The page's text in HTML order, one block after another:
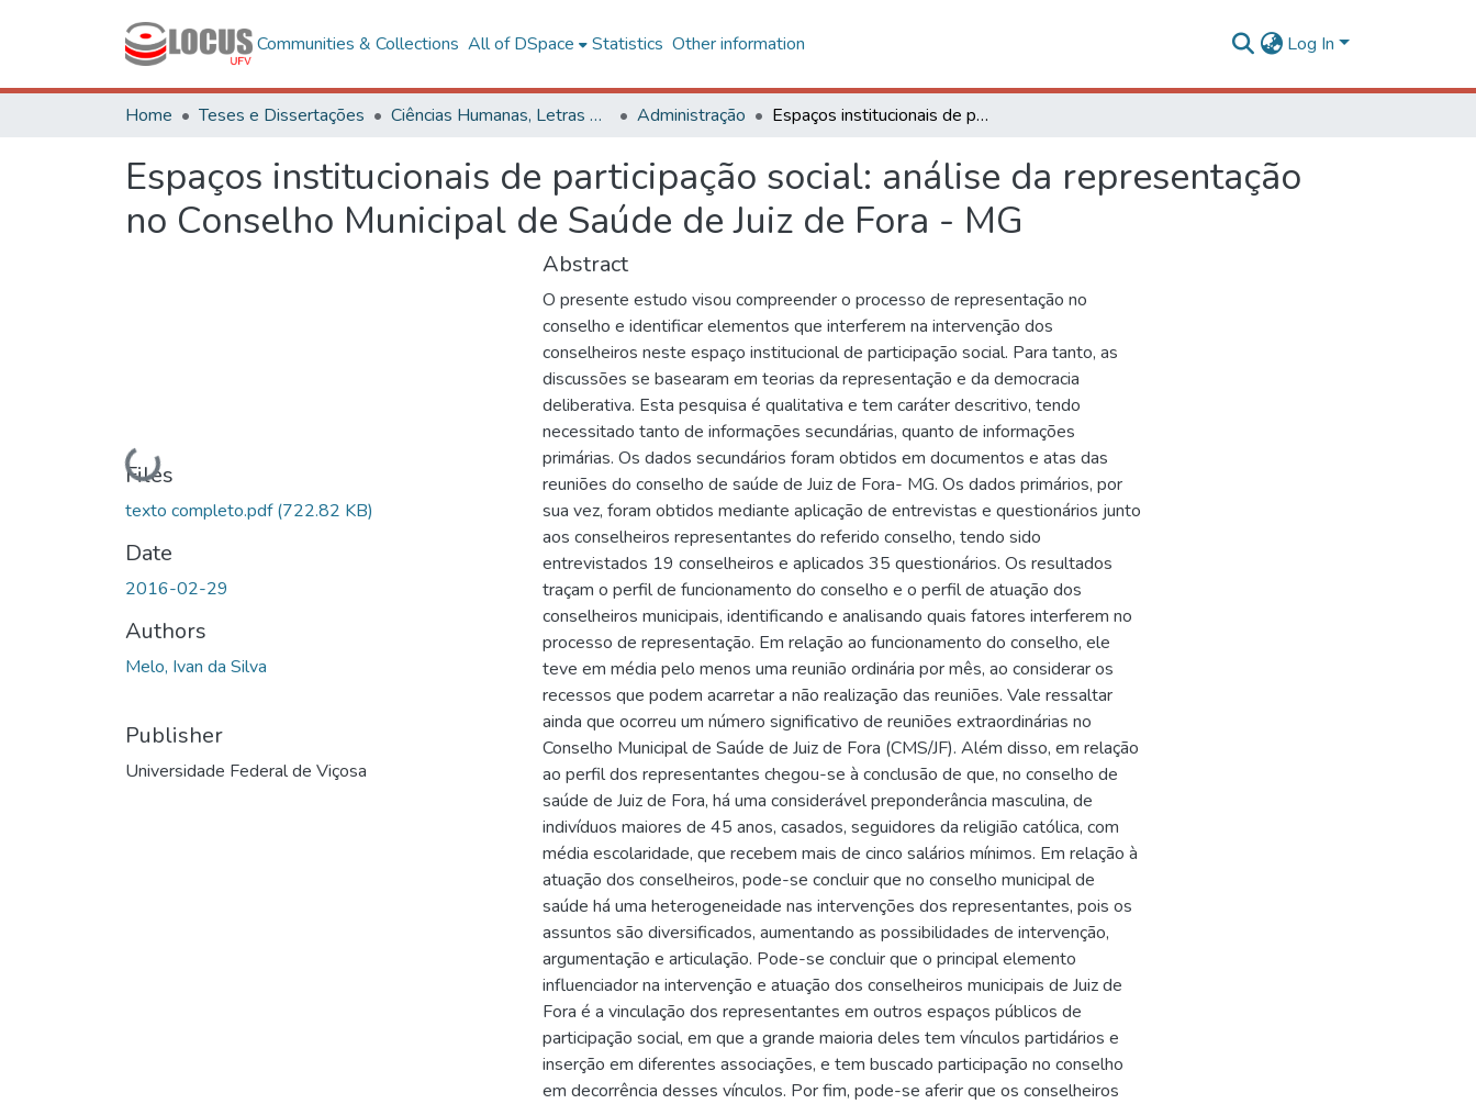
Communities & Collections All of DSpace Statistics Other information Log In
Home Teses e Dissertações Ciências Humanas, Letras e Artes Administração Espaços institucionais de participação social: análise da representação no Conselho Municipal de Saúde de Juiz de Fora - MG
Espaços institucionais de participação social: análise da representação
no Conselho Municipal de Saúde de Juiz de Fora - MG
Loading...
Files
texto completo.pdf(722.82 KB)
Date
2016-02-29
Authors
Melo, Ivan da Silva
Publisher
Universidade Federal de Viçosa
Abstract
O presente estudo visou compreender o processo de representação no
conselho e identificar elementos que interferem na intervenção dos
conselheiros neste espaço institucional de participação social. Para tanto, as
discussões se basearam em teorias da representação e da democracia
deliberativa. Esta pesquisa é qualitativa e tem caráter descritivo, tendo
necessitado tanto de informações secundárias, quanto de informações
primárias. Os dados secundários foram obtidos em documentos e atas das
reuniões do conselho de saúde de Juiz de Fora- MG. Os dados primários, por
sua vez, foram obtidos mediante aplicação de entrevistas e questionários junto
aos conselheiros representantes do referido conselho, tendo sido
entrevistados 19 conselheiros e aplicados 35 questionários. Os resultados
traçam o perfil de funcionamento do conselho e o perfil de atuação dos
conselheiros municipais, identificando e analisando quais fatores interferem no
processo de representação. Em relação ao funcionamento do conselho, ele
teve em média pelo menos uma reunião ordinária por mês, ao considerar os
recessos que podem acarretar a não realização das reuniões. Vale ressaltar
ainda que ocorreu um número significativo de reuniões extraordinárias no
Conselho Municipal de Saúde de Juiz de Fora (CMS/JF). Além disso, em relação
ao perfil dos representantes chegou-se à conclusão de que, no conselho de
saúde de Juiz de Fora, há uma considerável preponderância masculina, de
indivíduos maiores de 45 anos, casados, seguidores da religião católica, com
média escolaridade, que recebem mais de cinco salários mínimos. Em relação à
atuação dos conselheiros, pode-se concluir que no conselho municipal de
saúde há uma heterogeneidade nas intervenções dos representantes, pois os
assuntos são diversificados, aumentando as possibilidades de intervenção,
argumentação e articulação. Pode-se concluir que o principal elemento
influenciador na intervenção e atuação dos conselheiros municipais de Juiz de
Fora é a vinculação dos representantes em outros espaços públicos de
participação social, em que a grande maioria deles tem vínculos partidários e
inserção em diferentes associações, e tem buscado participação no conselho
em decorrência desses vínculos. Por fim, pode-se aferir que os conselheiros